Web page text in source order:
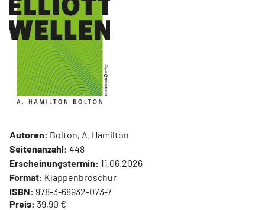
Autoren: Bolton, A. Hamilton
Seitenanzahl: 448
Erscheinungstermin: 11.06.2026
Format: Klappenbroschur
ISBN: 978-3-68932-073-7
Preis: 39,90 €